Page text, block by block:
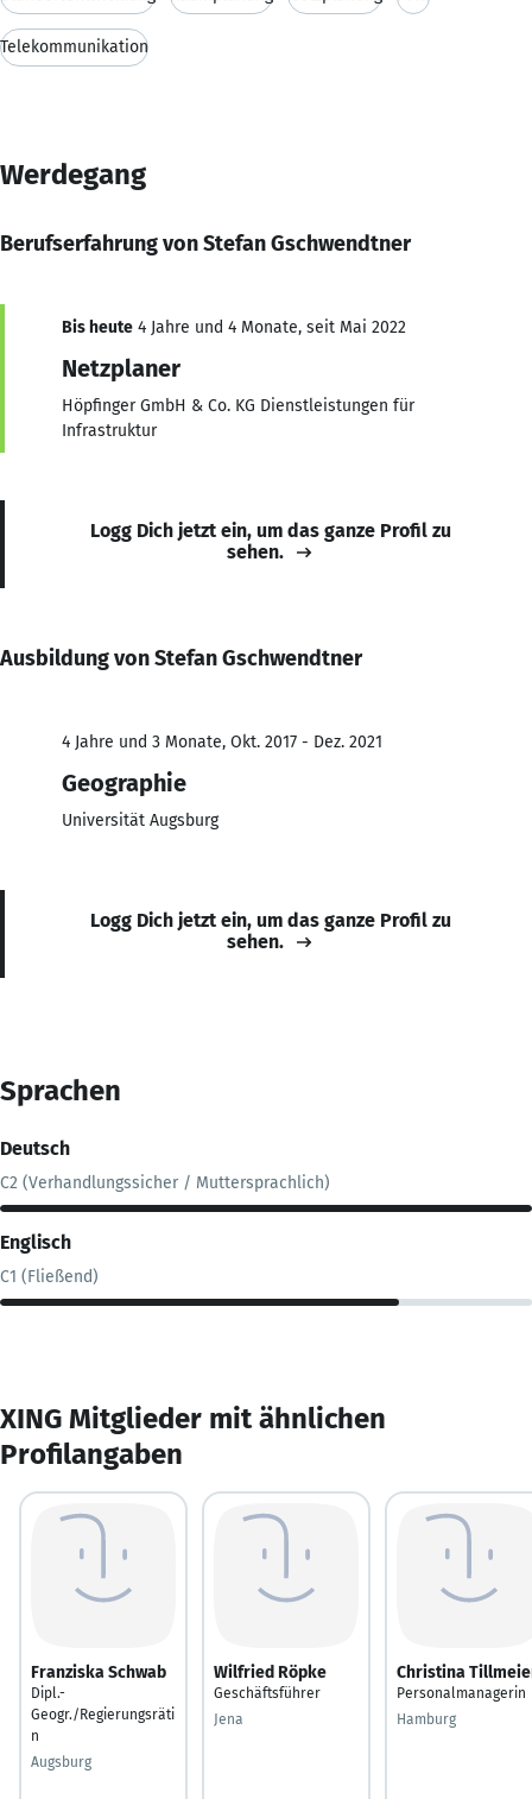
Telekommunikation
Werdegang
Berufserfahrung von Stefan Gschwendtner
Bis heute 4 Jahre und 4 Monate, seit Mai 2022
Netzplaner
Höpfinger GmbH & Co. KG Dienstleistungen für
Infrastruktur
Logg Dich jetzt ein, um das ganze Profil zu
sehen.
Ausbildung von Stefan Gschwendtner
4 Jahre und 3 Monate, Okt. 2017 - Dez. 2021
Geographie
Universität Augsburg
Logg Dich jetzt ein, um das ganze Profil zu
sehen.
Sprachen
Deutsch
C2 (Verhandlungssicher / Muttersprachlich)
Englisch
C1 (Fließend)
XING Mitglieder mit ähnlichen
Profilangaben
Franziska Schwab
Dipl.-
Geogr./Regierungsräti
n
Augsburg
Wilfried Röpke
Geschäftsführer
Jena
Christina
Personalmanagerin
Hamburg